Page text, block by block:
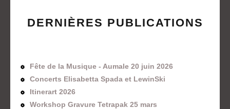
DERNIÈRES PUBLICATIONS
Fête de la Musique - Aumale 20 juin 2026
Concerts Elisabetta Spada et LewinSki
Itinerart 2026
Workshop Gravure Tetrapak 25 mars